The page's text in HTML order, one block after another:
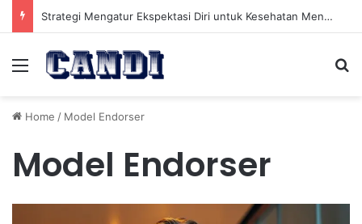
Strategi Mengatur Ekspektasi Diri untuk Kesehatan Mental yang Lebih Seimbang
Menu
Home / Model Endorser
Model Endorser